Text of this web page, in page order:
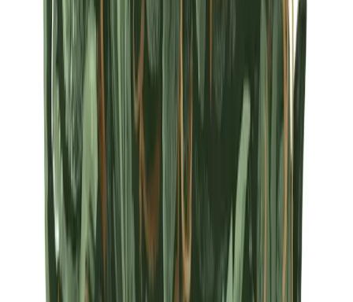
Sativa Strains Indica Strains Hybrid Strains
Standorte